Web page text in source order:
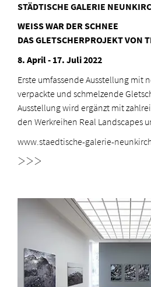
STÄDTISCHE GALERIE
WEISS WAR DER SCHNEE
DAS GLETSCHERPROJEKT VON
8. April - 17. Juli 2022
Erste umfassende Ausstellung mit
verpackte und schmelzende
Ausstellung wird ergänzt mit
den Werkreihen Real Landscapes
www.staedtische-galerie-
>>>